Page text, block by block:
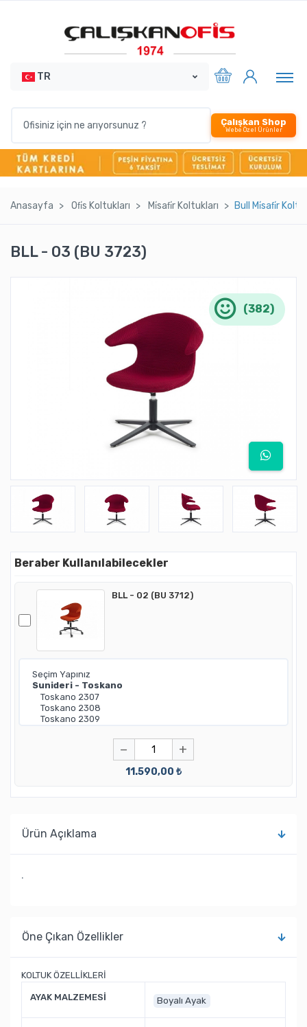
TR
Çalışkan Shop
Webe Özel Ürünler
Anasayfa Ofi̇s Koltukları Mi̇safi̇r Koltukları Bull Mi̇safi̇r
BLL - 03 (BU 3723)
(382)
Beraber Kullanılabilecekler
BLL - 02 (BU 3712)
− +
11.590,00 ₺
Ürün Açıklama
.
Öne Çıkan Özellikler
KOLTUK ÖZELLİKLERİ
AYAK MALZEMESİ Boyalı Ayak